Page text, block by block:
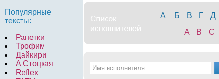
Популярные
тексты:
Ранетки
Трофим
Дайкири
А.Стоцкая
Reflex
А Б В Г
Д
A
B C